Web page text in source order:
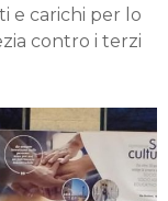
e carichi per lo
contro i terzi